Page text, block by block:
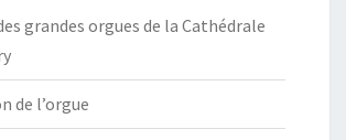
grandes orgues de la Cathédrale
de l’orgue